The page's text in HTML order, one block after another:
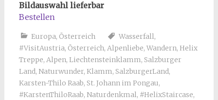
Bildauswahl lieferbar
Bestellen
Europa, Österreich Wasserfall,
#VisitAustria, Österreich, Alpenliebe, Wandern, Helix
Treppe, Alpen, Liechtensteinklamm, Salzburger
Land, Naturwunder, Klamm, SalzburgerLand,
Karsten-Thilo Raab, St. Johann im Pongau,
#KarstenThiloRaab, Naturdenkmal, #HelixStaircase,